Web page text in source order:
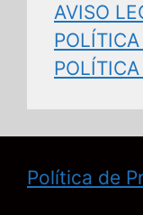
AVISO
Política de